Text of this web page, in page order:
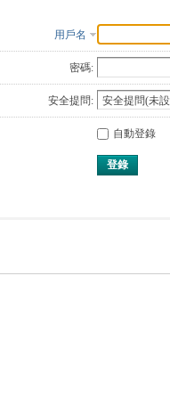
用戶名
密碼:
安全提問:
自動登錄
登錄